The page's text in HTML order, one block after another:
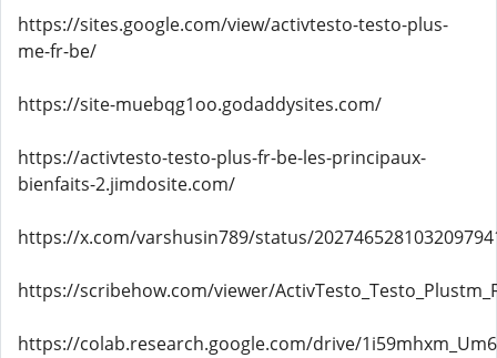
https://sites.google.com/view/activtesto-testo-plus-
me-fr-be/
https://site-muebqg1oo.godaddysites.com/
https://activtesto-testo-plus-fr-be-les-principaux-
bienfaits-2.jimdosite.com/
https://x.com/varshusin789/status/
https://scribehow.com/viewer/
https://colab.research.google.com/drive/